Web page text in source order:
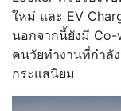
ใหม่ และ EV
นอกจากนี้ยังมี Co-
คนวัยทำงานที่กำลั
กระแสนิยม